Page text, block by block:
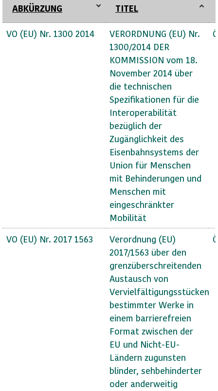
ABKÜRZUNG TITEL
VO (EU) Nr. 1300 2014
VERORDNUNG (EU) Nr.
1300/2014 DER
KOMMISSION vom 18.
November 2014 über
die technischen
Spezifikationen für die
Interoperabilität
bezüglich der
Zugänglichkeit des
Eisenbahnsystems der
Union für Menschen
mit Behinderungen und
Menschen mit
eingeschränkter
Mobilität
VO (EU) Nr. 2017 1563
Verordnung (EU)
2017/1563 über den
grenzüberschreitenden
Austausch von
Vervielfältigungsstücken
bestimmter Werke in
einem barrierefreien
Format zwischen der
EU und Nicht-EU-
Ländern zugunsten
blinder, sehbehinderter
oder anderweitig